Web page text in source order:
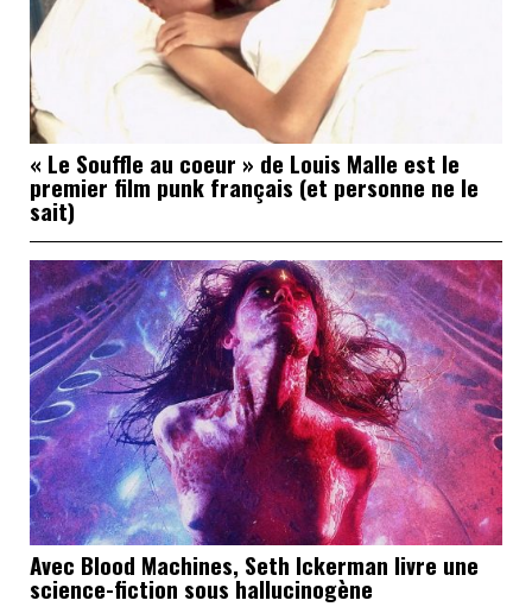
« Le Souffle au coeur » de Louis Malle est le
premier film punk français (et personne ne le
sait)
Avec Blood Machines, Seth Ickerman livre une
science-fiction sous hallucinogène